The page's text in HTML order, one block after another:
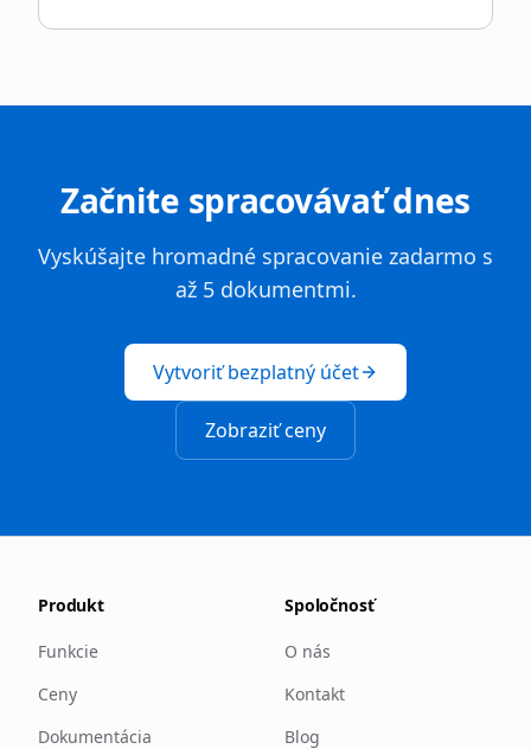
Začnite spracovávať dnes
Vyskúšajte hromadné spracovanie zadarmo s
až 5 dokumentmi.
Vytvoriť bezplatný účet
Zobraziť ceny
Produkt
Funkcie
Ceny
Dokumentácia
Spoločnosť
O nás
Kontakt
Blog